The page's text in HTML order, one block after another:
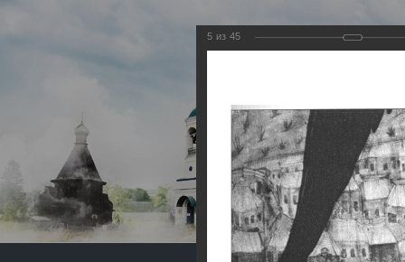
5 из 45